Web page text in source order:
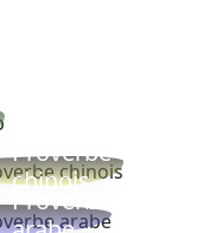
Proverbe
chinois
Proverbe